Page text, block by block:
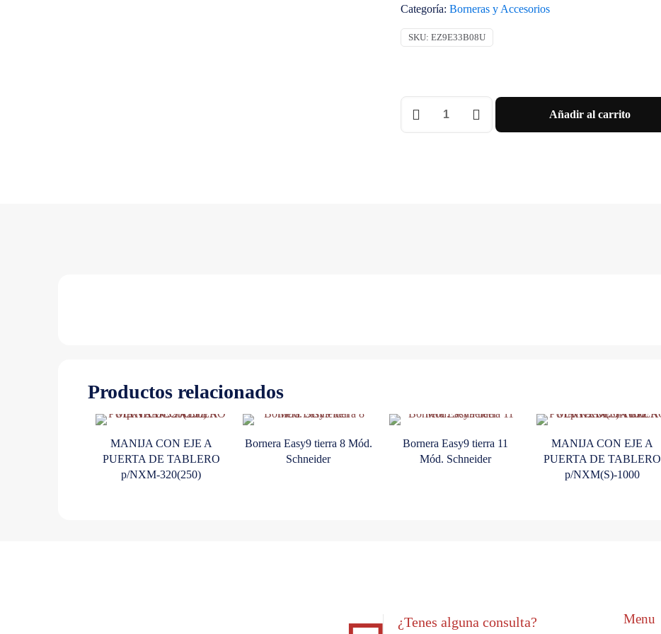
Categoría: Borneras y Accesorios
SKU: EZ9E33B08U
Easy9
Añadir al carrito
Productos relacionados
MANIJA CON EJE A
PUERTA DE TABLERO
p/NXM-320(250)
Bornera Easy9 tierra 8 Mód.
Schneider
Bornera Easy9 tierra 11
Mód. Schneider
MANIJA CON EJE A
PUERTA DE TABLERO
p/NXM(S)-1000
¿Tenes alguna consulta? Menu